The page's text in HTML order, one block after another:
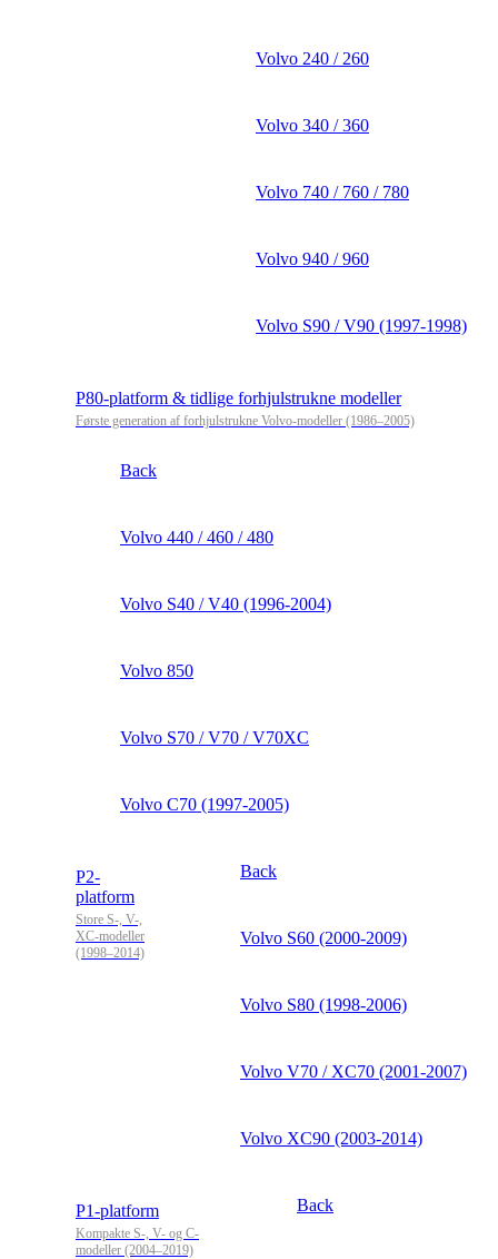
Volvo 240 / 260
Volvo 340 / 360
Volvo 740 / 760 / 780
Volvo 940 / 960
Volvo S90 / V90 (1997-1998)
P80-platform & tidlige forhjulstrukne modeller
Første generation af forhjulstrukne Volvo-modeller (1986–2005)
Back
Volvo 440 / 460 / 480
Volvo S40 / V40 (1996-2004)
Volvo 850
Volvo S70 / V70 / V70XC
Volvo C70 (1997-2005)
P2-
platform
Store S-, V-,
XC-modeller
(1998–2014)
Back
Volvo S60 (2000-2009)
Volvo S80 (1998-2006)
Volvo V70 / XC70 (2001-2007)
Volvo XC90 (2003-2014)
P1-platform
Kompakte S-, V- og C-
modeller (2004–2019)
Back